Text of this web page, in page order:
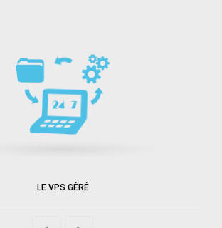
LE VPS GÉRÉ